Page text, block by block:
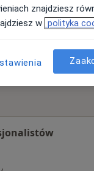
znajdziesz
w polityka